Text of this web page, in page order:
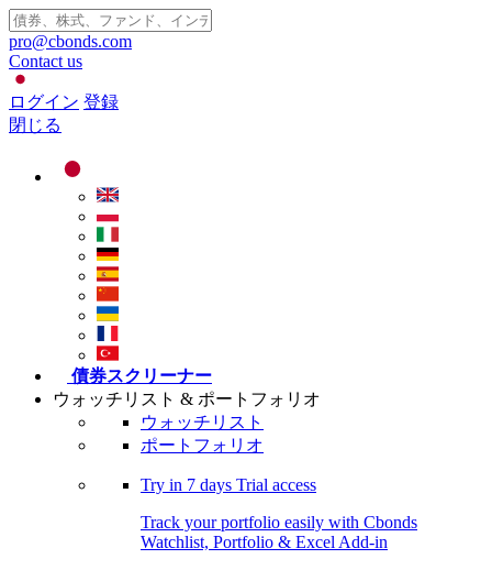
pro@cbonds.com
Contact us
ログイン 登録
閉じる
債券スクリーナー
ウォッチリスト & ポートフォリオ
ウォッチリスト
ポートフォリオ
Try in 7 days Trial access
Track your portfolio easily with Cbonds
Watchlist, Portfolio & Excel Add-in